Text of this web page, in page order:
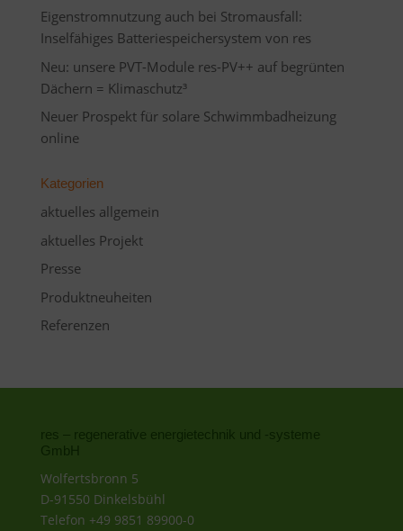
Eigenstromnutzung auch bei Stromausfall:
Inselfähiges Batteriespeichersystem von res
Neu: unsere PVT-Module res-PV++ auf begrünten
Dächern = Klimaschutz³
Neuer Prospekt für solare Schwimmbadheizung
online
Kategorien
aktuelles allgemein
aktuelles Projekt
Presse
Produktneuheiten
Referenzen
res – regenerative energietechnik und -systeme
GmbH
Wolfertsbronn 5
D-91550 Dinkelsbühl
Telefon +49 9851 89900-0